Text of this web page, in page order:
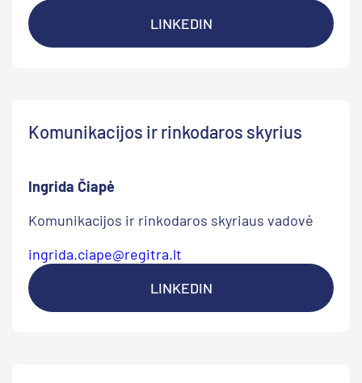
LINKEDIN
Komunikacijos ir rinkodaros skyrius
Ingrida Čiapė
Komunikacijos ir rinkodaros skyriaus vadovė
ingrida.ciape@regitra.lt
LINKEDIN